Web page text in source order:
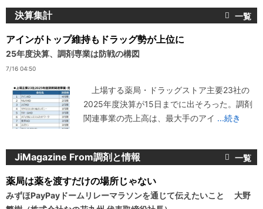
決算集計
アインがトップ維持もドラッグ勢が上位に
25年度決算、調剤専業は防戦の構図
7/16 04:50
上場する薬局・ドラッグストア主要23社の
2025年度決算が15日までに出そろった。調剤
関連事業の売上高は、最大手のアイ ...続き
JiMagazine From調剤と情報
薬局は薬を渡すだけの場所じゃない
みずほPayPayドームリレーマラソンを通じて伝えたいこと 大野